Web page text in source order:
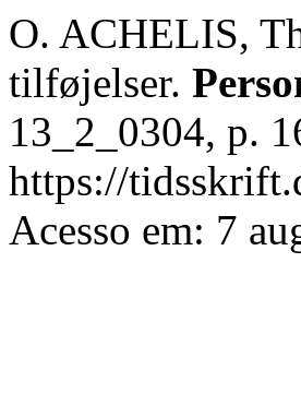
O. ACHELIS,
tilføjelser.
13_2_0304, p.
https://
Acesso em: 7